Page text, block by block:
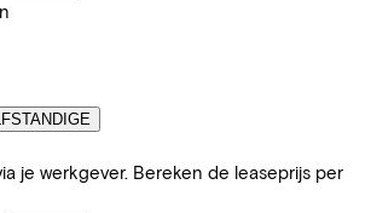
je werkgever. Bereken de leaseprijs per